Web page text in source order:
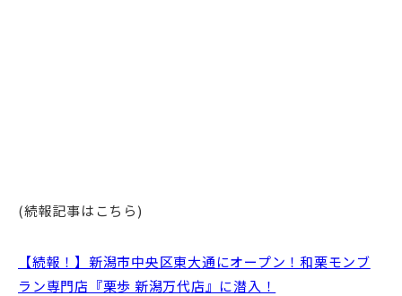
(続報記事はこちら)
【続報！】新潟市中央区東大通にオープン！和栗モンブ
ラン専門店『栗歩 新潟万代店』に潜入！